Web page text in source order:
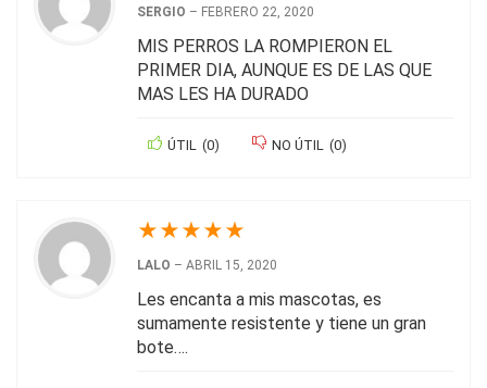
SERGIO – FEBRERO 22, 2020
MIS PERROS LA ROMPIERON EL
PRIMER DIA, AUNQUE ES DE LAS QUE
MAS LES HA DURADO
ÚTIL (0) NO ÚTIL (0)
★★★★★
LALO – ABRIL 15, 2020
Les encanta a mis mascotas, es
sumamente resistente y tiene un gran
bote….